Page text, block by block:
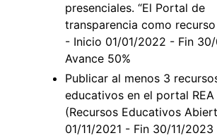
presenciales. “El Portal de
transparencia como recurso
- Inicio 01/01/2022 - Fin
Avance 50%
Publicar al menos 3
educativos en el portal
(Recursos Educativos
01/11/2021 - Fin 30/11/